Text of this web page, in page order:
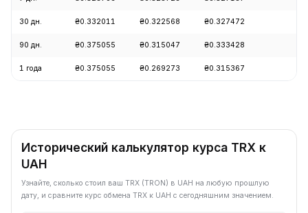
30 дн. ₴0.332011 ₴0.322568 ₴0.327472
90 дн. ₴0.375055 ₴0.315047 ₴0.333428
1 года ₴0.375055 ₴0.269273 ₴0.315367
Исторический калькулятор курса TRX к
UAH
Узнайте, сколько стоил ваш TRX (TRON) в UAH на любую прошлую
дату, и сравните курс обмена TRX к UAH с сегодняшним значением.